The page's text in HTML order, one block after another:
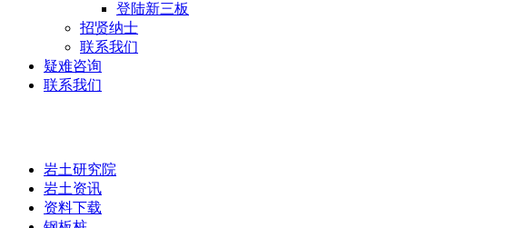
登陆新三板
招贤纳士
联系我们
疑难咨询
联系我们
岩土研究院
岩土资讯
资料下载